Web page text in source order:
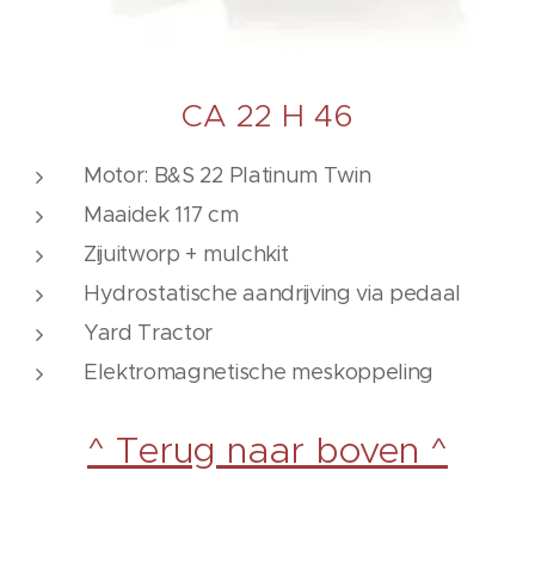
CA 22 H 46
Motor: B&S 22 Platinum Twin
Maaidek 117 cm
Zijuitworp + mulchkit
Hydrostatische aandrijving via pedaal
Yard Tractor
Elektromagnetische meskoppeling
^ Terug naar boven ^